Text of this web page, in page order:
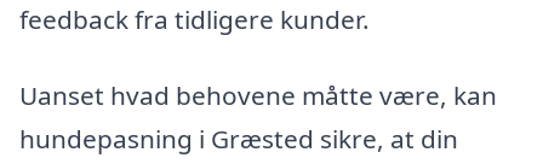
feedback fra tidligere kunder.
Uanset hvad behovene måtte være, kan
hundepasning i Græsted sikre, at din